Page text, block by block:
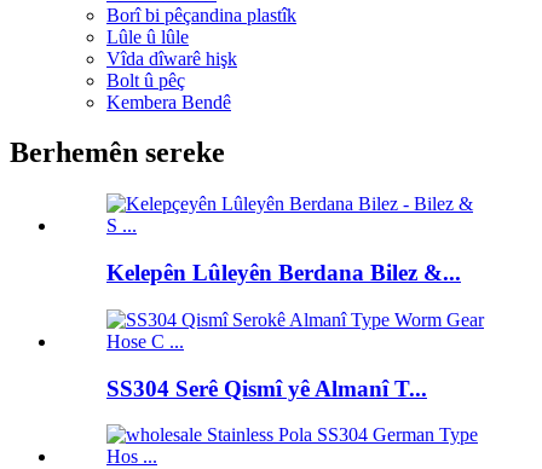
Borî bi pêçandina plastîk
Lûle û lûle
Vîda dîwarê hişk
Bolt û pêç
Kembera Bendê
Berhemên sereke
Kelepên Lûleyên Berdana Bilez &...
SS304 Serê Qismî yê Almanî T...